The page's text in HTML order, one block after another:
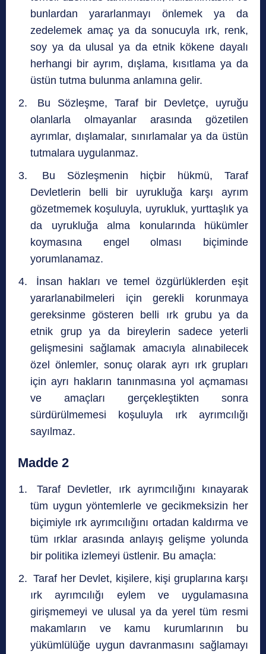
bunlardan yararlanmayı önlemek ya da
zedelemek amaç ya da sonucuyla ırk, renk,
soy ya da ulusal ya da etnik kökene dayalı
herhangi bir ayrım, dışlama, kısıtlama ya da
üstün tutma bulunma anlamına gelir.
Bu Sözleşme, Taraf bir Devletçe, uyruğu
olanlarla olmayanlar arasında gözetilen
ayrımlar, dışlamalar, sınırlamalar ya da üstün
tutmalara uygulanmaz.
Bu Sözleşmenin hiçbir hükmü, Taraf
Devletlerin belli bir uyrukluğa karşı ayrım
gözetmemek koşuluyla, uyrukluk, yurttaşlık ya
da uyrukluğa alma konularında hükümler
koymasına engel olması biçiminde
yorumlanamaz.
İnsan hakları ve temel özgürlüklerden eşit
yararlanabilmeleri için gerekli korunmaya
gereksinme gösteren belli ırk grubu ya da
etnik grup ya da bireylerin sadece yeterli
gelişmesini sağlamak amacıyla alınabilecek
özel önlemler, sonuç olarak ayrı ırk grupları
için ayrı hakların tanınmasına yol açmaması
ve amaçları gerçekleştikten sonra
sürdürülmemesi koşuluyla ırk ayrımcılığı
sayılmaz.
Madde 2
Taraf Devletler, ırk ayrımcılığını kınayarak
tüm uygun yöntemlerle ve gecikmeksizin her
biçimiyle ırk ayrımcılığını ortadan kaldırma ve
tüm ırklar arasında anlayış gelişme yolunda
bir politika izlemeyi üstlenir. Bu amaçla:
Taraf her Devlet, kişilere, kişi gruplarına karşı
ırk ayrımcılığı eylem ve uygulamasına
girişmemeyi ve ulusal ya da yerel tüm resmi
makamların ve kamu kurumlarının bu
yükümlülüğe uygun davranmasını sağlamayı